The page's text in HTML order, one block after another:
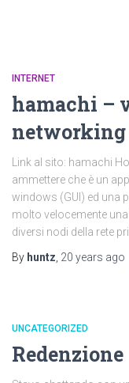
INTERNET
hamachi –
networking
Link al sito: hamachi
ammettere che è un
windows (GUI) ed una
molto velocemente
diversi nodi della rete
By huntz 20 years ago
UNCATEGORIZED
Redenzione